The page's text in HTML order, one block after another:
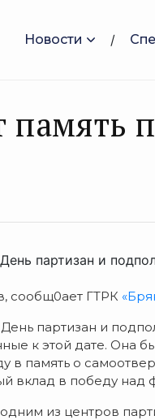
Новости
партизан и
сообщ0ает ГТРК
партизан и
к этой дате. Она
в память о
вклад в победу над
из центров